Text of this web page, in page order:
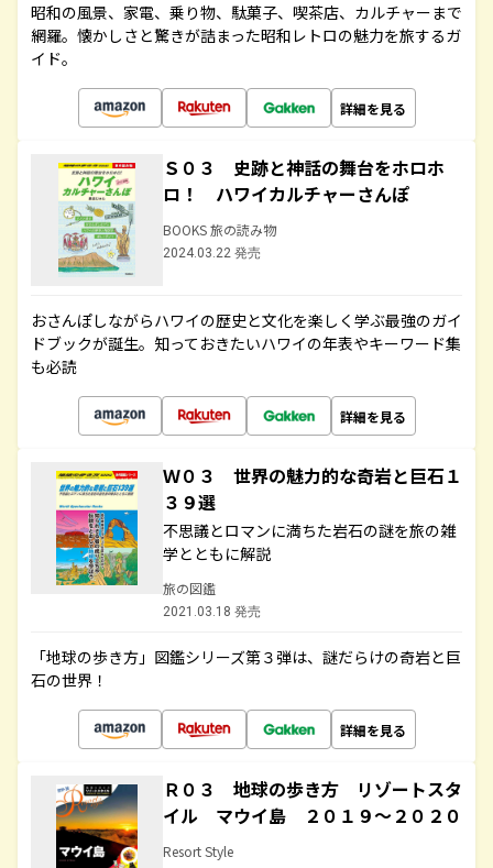
昭和の風景、家電、乗り物、駄菓子、喫茶店、カルチャーまで
網羅。懐かしさと驚きが詰まった昭和レトロの魅力を旅するガ
イド。
詳細を見る
Ｓ０３ 史跡と神話の舞台をホロホ
ロ！ ハワイカルチャーさんぽ
BOOKS 旅の読み物
2024.03.22 発売
おさんぽしながらハワイの歴史と文化を楽しく学ぶ最強のガイ
ドブックが誕生。知っておきたいハワイの年表やキーワード集
も必読
詳細を見る
Ｗ０３ 世界の魅力的な奇岩と巨石１
３９選
不思議とロマンに満ちた岩石の謎を旅の雑
学とともに解説
旅の図鑑
2021.03.18 発売
「地球の歩き方」図鑑シリーズ第３弾は、謎だらけの奇岩と巨
石の世界！
詳細を見る
Ｒ０３ 地球の歩き方 リゾートスタ
イル マウイ島 ２０１９～２０２０
Resort Style